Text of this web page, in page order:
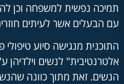
תמיכה נפשית למשפחה וכן
עם הבעלים אשר לעיתים
התוכנית מנגישה סיוע
אלטרנטיבית" לנשים וילדיהן
הנשים. זאת מתוך כוונה